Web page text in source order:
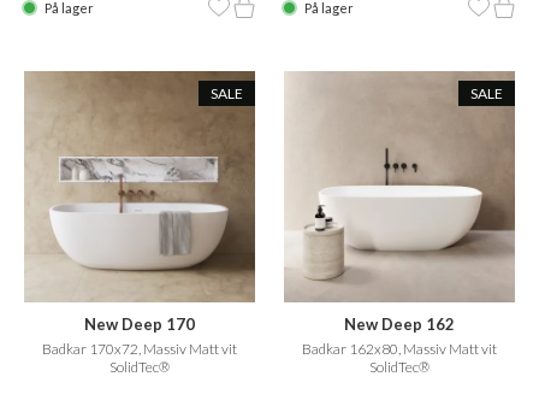
På lager På lager
SALE
New Deep 170
Badkar 170x72, Massiv Matt vit
SolidTec®
SALE
New Deep 162
Badkar 162x80, Massiv Matt vit
SolidTec®